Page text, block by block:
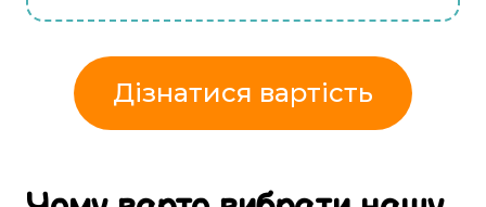
Дізнатися вартість